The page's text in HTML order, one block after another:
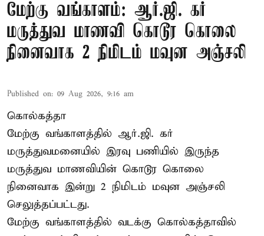
மேற்கு வங்காளம்: ஆர்.ஜி. கர்
மருத்துவ மாணவி கொடூர கொலை
நினைவாக 2 நிமிடம் மவுன அஞ்சலி
Published on: 09 Aug 2026, 9:16 am
கொல்கத்தா
மேற்கு வங்காளத்தில் ஆர்.ஜி. கர்
மருத்துவமனையில் இரவு பணியில் இருந்த
மருத்துவ மாணவியின் கொடூர கொலை
நினைவாக இன்று 2 நிமிடம் மவுன அஞ்சலி
செலுத்தப்பட்டது.
மேற்கு வங்காளத்தில் வடக்கு கொல்கத்தாவில்